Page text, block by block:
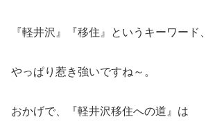
『軽井沢』『移住』というキーワード、
やっぱり惹き強いですね～。
おかげで、『軽井沢移住への道』は